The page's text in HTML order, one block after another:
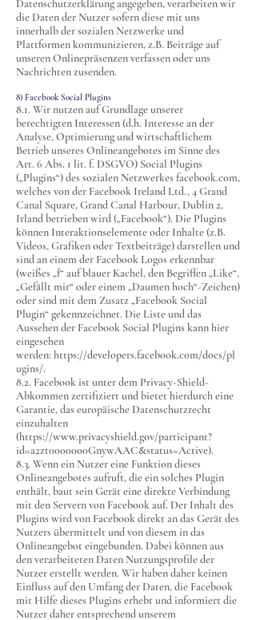
Datenschutzerklärung angegeben, verarbeiten wir
die Daten der Nutzer sofern diese mit uns
innerhalb der sozialen Netzwerke und
Plattformen kommunizieren, z.B. Beiträge auf
unseren Onlinepräsenzen verfassen oder uns
Nachrichten zusenden.
8) Facebook Social Plugins
8.1. Wir nutzen auf Grundlage unserer
berechtigten Interessen (d.h. Interesse an der
Analyse, Optimierung und wirtschaftlichem
Betrieb unseres Onlineangebotes im Sinne des
Art. 6 Abs. 1 lit. f. DSGVO) Social Plugins
(„Plugins“) des sozialen Netzwerkes facebook.com,
welches von der Facebook Ireland Ltd., 4 Grand
Canal Square, Grand Canal Harbour, Dublin 2,
Irland betrieben wird („Facebook“). Die Plugins
können Interaktionselemente oder Inhalte (z.B.
Videos, Grafiken oder Textbeiträge) darstellen und
sind an einem der Facebook Logos erkennbar
(weißes „f“ auf blauer Kachel, den Begriffen „Like“,
„Gefällt mir“ oder einem „Daumen hoch“-Zeichen)
oder sind mit dem Zusatz „Facebook Social
Plugin“ gekennzeichnet. Die Liste und das
Aussehen der Facebook Social Plugins kann hier
eingesehen
werden: https://developers.facebook.com/docs/pl
ugins/.
8.2. Facebook ist unter dem Privacy-Shield-
Abkommen zertifiziert und bietet hierdurch eine
Garantie, das europäische Datenschutzrecht
einzuhalten
(https://www.privacyshield.gov/participant?
id=a2zt0000000GnywAAC&status=Active).
8.3. Wenn ein Nutzer eine Funktion dieses
Onlineangebotes aufruft, die ein solches Plugin
enthält, baut sein Gerät eine direkte Verbindung
mit den Servern von Facebook auf. Der Inhalt des
Plugins wird von Facebook direkt an das Gerät des
Nutzers übermittelt und von diesem in das
Onlineangebot eingebunden. Dabei können aus
den verarbeiteten Daten Nutzungsprofile der
Nutzer erstellt werden. Wir haben daher keinen
Einfluss auf den Umfang der Daten, die Facebook
mit Hilfe dieses Plugins erhebt und informiert die
Nutzer daher entsprechend unserem